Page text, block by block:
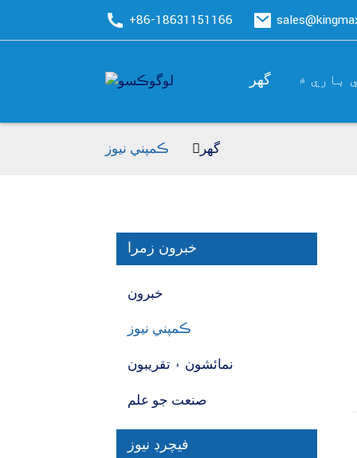
+86-18631151166
گھر باري ۾
گھر ڪمپني نيوز
خبرون زمرا
خبرون
ڪمپني نيوز
نمائشون ۽ تقريبون
صنعت جو علم
فيچرڊ نيوز